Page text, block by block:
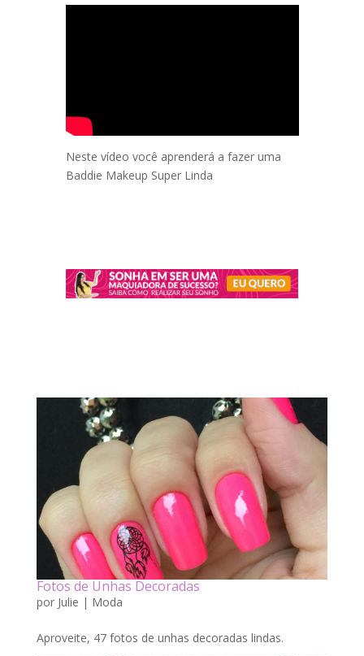
Neste vídeo você aprenderá a fazer uma
Baddie Makeup Super Linda
Fotos de Unhas Decoradas
por Julie | Moda
Aproveite, 47 fotos de unhas decoradas lindas.